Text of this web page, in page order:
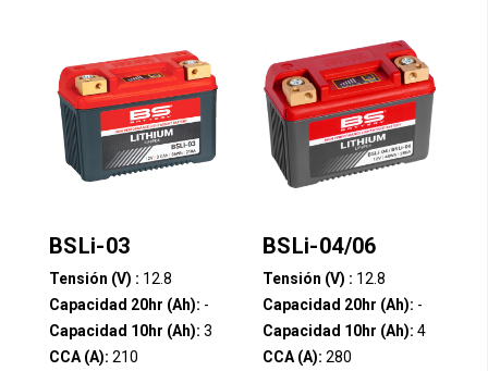
BSLi-03
Tensión (V) : 12.8
Capacidad 20hr (Ah): -
Capacidad 10hr (Ah): 3
CCA (A): 210
BSLi-04/06
Tensión (V) : 12.8
Capacidad 20hr (Ah): -
Capacidad 10hr (Ah): 4
CCA (A): 280